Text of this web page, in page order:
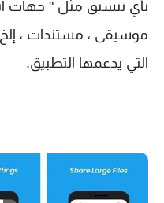
بأي تنسيق مثل " جهات
موسيقى ، مستندات ،
التي يدعمها التطبيق.